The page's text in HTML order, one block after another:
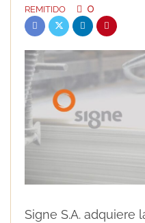
REMITIDO 0
Signe S.A. adquiere